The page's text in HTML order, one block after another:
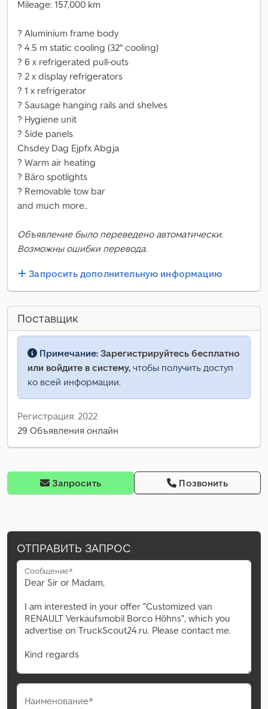
Mileage: 157,000 km
? Aluminium frame body
? 4.5 m static cooling (32° cooling)
? 6 x refrigerated pull-outs
? 2 x display refrigerators
? 1 x refrigerator
? Sausage hanging rails and shelves
? Hygiene unit
? Side panels
Chsdey Dag Ejpfx Abgja
? Warm air heating
? Bäro spotlights
? Removable tow bar
and much more..
Объявление было переведено автоматически.
Возможны ошибки перевода.
Запросить дополнительную информацию
Поставщик
Примечание: Зарегистрируйтесь бесплатно
или войдите в систему, чтобы получить доступ
ко всей информации.
Регистрация: 2022
29 Объявления онлайн
Запросить Позвонить
ОТПРАВИТЬ ЗАПРОС
Сообщение*
Наименование*